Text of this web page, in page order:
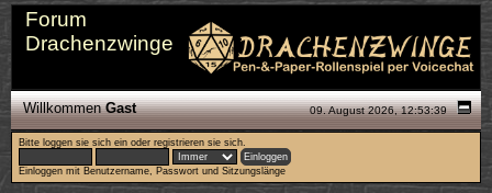
Forum
Drachenzwinge
09. August 2026, 12:53:39
WillkommenGast
Bitte loggen sie sich ein oderregistrieren sie sich.
Einloggen mit Benutzername, Passwort und Sitzungslänge